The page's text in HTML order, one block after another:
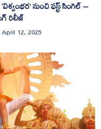
నుంచి ఫస్ట్ సింగిల్ –
రిలీజ్
April 12, 2025